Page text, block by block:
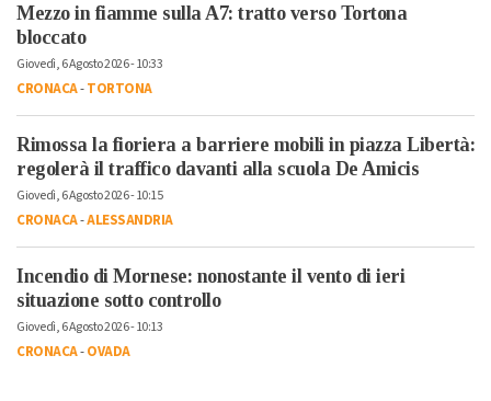
Mezzo in fiamme sulla A7: tratto verso Tortona
bloccato
Giovedì, 6 Agosto 2026 - 10:33
CRONACA-TORTONA
Rimossa la fioriera a barriere mobili in piazza Libertà:
regolerà il traffico davanti alla scuola De Amicis
Giovedì, 6 Agosto 2026 - 10:15
CRONACA-ALESSANDRIA
Incendio di Mornese: nonostante il vento di ieri
situazione sotto controllo
Giovedì, 6 Agosto 2026 - 10:13
CRONACA-OVADA